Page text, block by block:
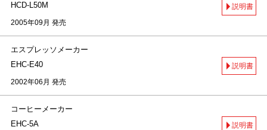
HCD-L50M
2005年09月 発売
説明書
エスプレッソメーカー
EHC-E40
2002年06月 発売
説明書
コーヒーメーカー
EHC-5A
説明書